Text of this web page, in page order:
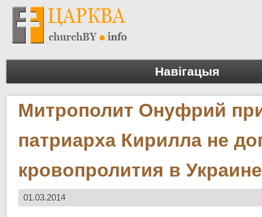
Навігацыя
Митрополит Онуфрий
патриарха Кирилла не
кровопролития в Украине
01.03.2014